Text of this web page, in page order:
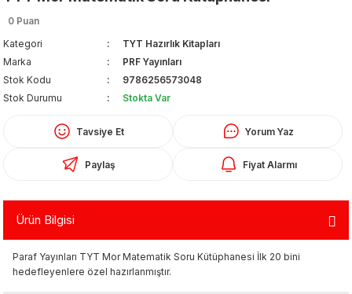
- Dolma Kalem - Pilot Kalemler
0 Puan
Kategori
TYT Hazırlık Kitapları
Marka
PRF Yayınları
Stok Kodu
9786256573048
Stok Durumu
Stokta Var
Tavsiye Et Yorum Yaz
Paylaş Fiyat Alarmı
Ürün Bilgisi
Paraf Yayınları TYT Mor Matematik Soru Kütüphanesi İlk 20 bini
hedefleyenlere özel hazırlanmıştır.